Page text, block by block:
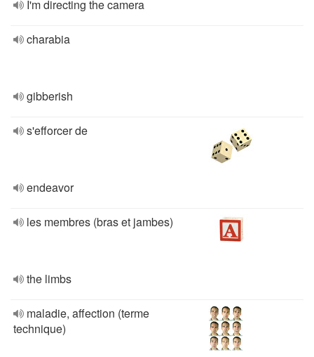
I'm directing the camera
charabia
gibberish
s'efforcer de
endeavor
les membres (bras et jambes)
the limbs
maladie, affection (terme
technique)